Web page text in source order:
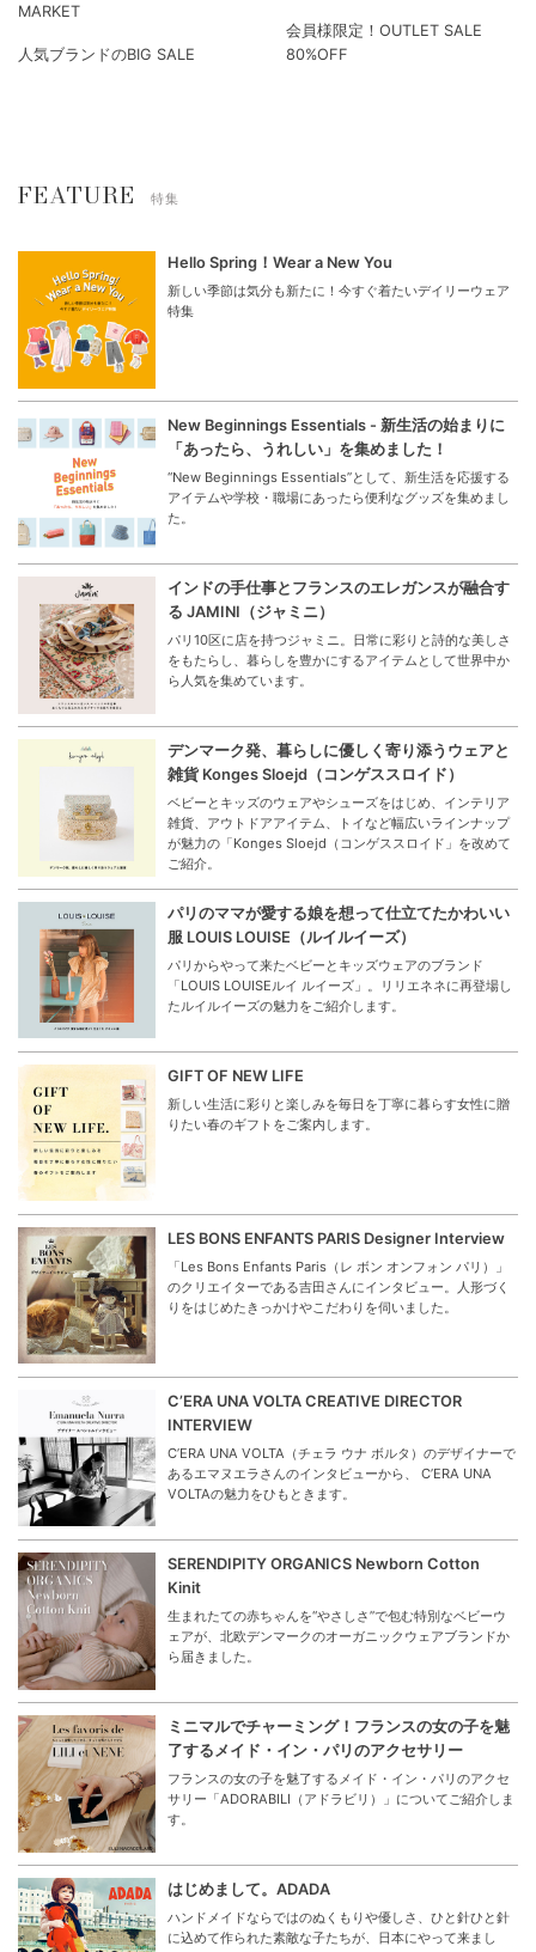
MARKET
人気ブランドのBIG SALE
会員様限定！OUTLET SALE
80%OFF
FEATURE 特集
Hello Spring！Wear a New You
新しい季節は気分も新たに！今すぐ着たいデイリーウェア
特集
New Beginnings Essentials - 新生活の始まりに
「あったら、うれしい」を集めました！
“New Beginnings Essentials”として、新生活を応援する
アイテムや学校・職場にあったら便利なグッズを集めまし
た。
インドの手仕事とフランスのエレガンスが融合す
る JAMINI（ジャミニ）
パリ10区に店を持つジャミニ。日常に彩りと詩的な美しさ
をもたらし、暮らしを豊かにするアイテムとして世界中か
ら人気を集めています。
デンマーク発、暮らしに優しく寄り添うウェアと
雑貨 Konges Sloejd（コンゲススロイド）
ベビーとキッズのウェアやシューズをはじめ、インテリア
雑貨、アウトドアアイテム、トイなど幅広いラインナップ
が魅力の「Konges Sloejd（コンゲススロイド」を改めて
ご紹介。
パリのママが愛する娘を想って仕立てたかわいい
服 LOUIS LOUISE（ルイルイーズ）
パリからやって来たベビーとキッズウェアのブランド
「LOUIS LOUISEルイ ルイーズ」。リリエネネに再登場し
たルイルイーズの魅力をご紹介します。
GIFT OF NEW LIFE
新しい生活に彩りと楽しみを毎日を丁寧に暮らす女性に贈
りたい春のギフトをご案内します。
LES BONS ENFANTS PARIS Designer Interview
「Les Bons Enfants Paris（レ ボン オンフォン パリ）」
のクリエイターである吉田さんにインタビュー。人形づく
りをはじめたきっかけやこだわりを伺いました。
C’ERA UNA VOLTA CREATIVE DIRECTOR
INTERVIEW
C’ERA UNA VOLTA（チェラ ウナ ボルタ）のデザイナーで
あるエマヌエラさんのインタビューから、 C’ERA UNA
VOLTAの魅力をひもときます。
SERENDIPITY ORGANICS Newborn Cotton
Kinit
生まれたての赤ちゃんを“やさしさ”で包む特別なベビーウ
ェアが、北欧デンマークのオーガニックウェアブランドか
ら届きました。
ミニマルでチャーミング！フランスの女の子を魅
了するメイド・イン・パリのアクセサリー
フランスの女の子を魅了するメイド・イン・パリのアクセ
サリー「ADORABILI（アドラビリ）」についてご紹介しま
す。
はじめまして。ADADA
ハンドメイドならではのぬくもりや優しさ、ひと針ひと針
に込めて作られた素敵な子たちが、日本にやって来まし